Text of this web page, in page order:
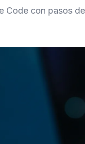
Code con pasos